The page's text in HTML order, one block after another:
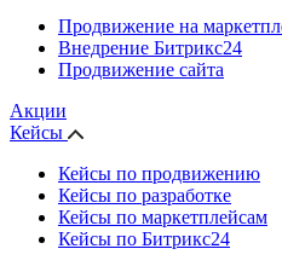
Продвижение на
Внедрение Битрикс24
Продвижение сайта
Акции
Кейсы
Кейсы по продвижению
Кейсы по разработке
Кейсы по маркетплейсам
Кейсы по Битрикс24